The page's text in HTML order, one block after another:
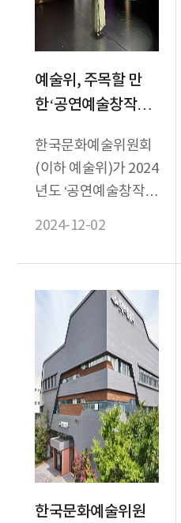
예술위, 주목할 만
한‘공연예술창작주
소개
한국문화예술위원회
(이하 예술위)가 2024
년도 ‘공연예술창작주
공연을 공개했다.
2024-12-02
한국문화예술위원